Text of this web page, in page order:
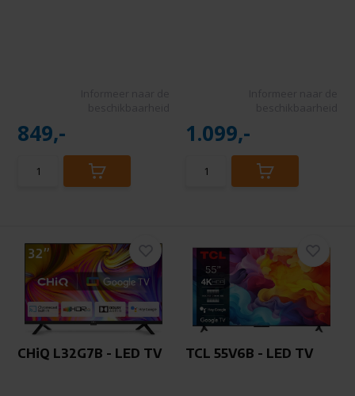
849,- 1.099,-
CHiQ L32G7B - LED TV TCL 55V6B - LED TV